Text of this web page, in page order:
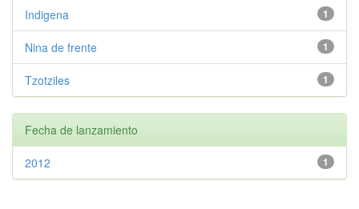
1
Indigena
1
Nina de frente
1
Tzotziles
Fecha de lanzamiento
1
2012